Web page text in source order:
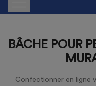
BÂCHE POUR
Confectionner en ligne